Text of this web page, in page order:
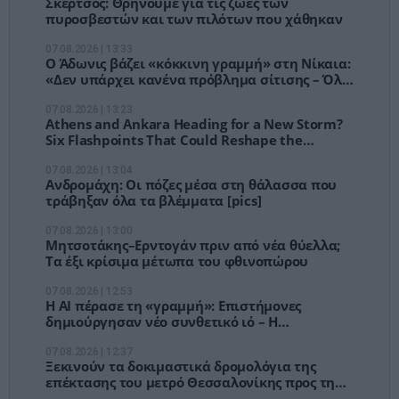
πυροσβεστών και των πιλότων που χάθηκαν
Ο Άδωνις βάζει «κόκκινη γραμμή» στη Νίκαια:
«Δεν υπάρχει κανένα πρόβλημα σίτισης – Όλα
Athens and Ankara Heading for a New Storm?
Six Flashpoints That Could Reshape the
Ανδρομάχη: Οι πόζες μέσα στη θάλασσα που
τράβηξαν όλα τα βλέμματα [pics]
Μητσοτάκης–Ερντογάν πριν από νέα θύελλα;
Τα έξι κρίσιμα μέτωπα του φθινοπώρου
Η ΑΙ πέρασε τη «γραμμή»: Επιστήμονες
δημιούργησαν νέο συνθετικό ιό – Η
Ξεκινούν τα δοκιμαστικά δρομολόγια της
επέκτασης του μετρό Θεσσαλονίκης προς την